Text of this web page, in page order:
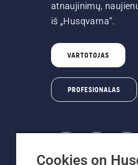
atnaujinimų,
iš „Husqvarna“.
VARTOTOJAS
PROFESIONALAS
Cookies on